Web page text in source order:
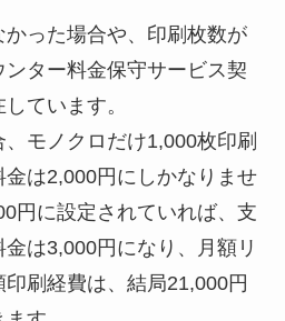
かった場合や、印刷枚数が
ター料金保守サービス契
ています。
モノクロだけ1,000枚印刷
金は2,000円にしかなりませ
円に設定されていれば、支
は3,000円になり、月額リ
刷経費は、結局21,000円